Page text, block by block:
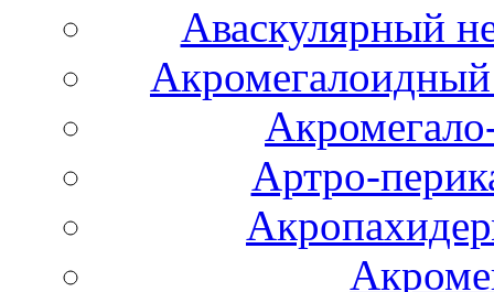
Аваскулярный
Акромегалоидный
Артро-